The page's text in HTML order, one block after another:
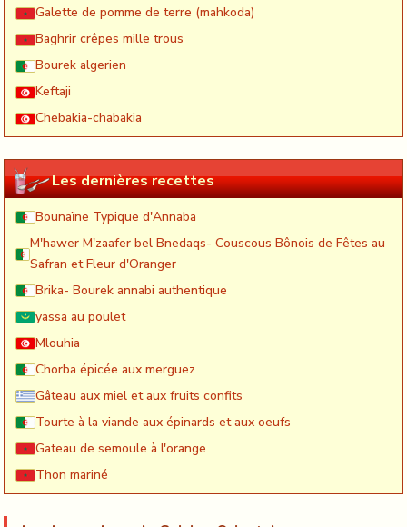
Galette de pomme de terre (mahkoda)
Baghrir crêpes mille trous
Bourek algerien
Keftaji
Chebakia-chabakia
Les dernières recettes
Bounaïne Typique d'Annaba
M'hawer M'zaafer bel Bnedaqs- Couscous Bônois de Fêtes au
Safran et Fleur d'Oranger
Brika- Bourek annabi authentique
yassa au poulet
Mlouhia
Chorba épicée aux merguez
Gâteau aux miel et aux fruits confits
Tourte à la viande aux épinards et aux oeufs
Gateau de semoule à l'orange
Thon mariné